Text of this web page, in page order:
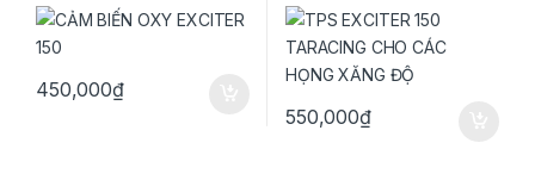
450,000₫
550,000₫